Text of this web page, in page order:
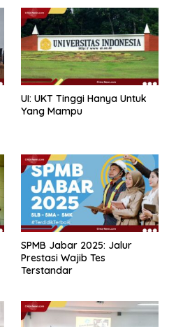
UI: UKT Tinggi Hanya Untuk
Yang Mampu
SPMB Jabar 2025: Jalur
Prestasi Wajib Tes
Terstandar